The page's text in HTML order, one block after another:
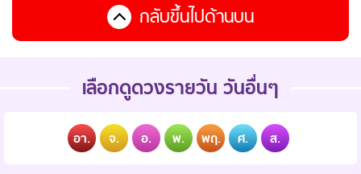
กลับขึ้นไปด้านบน
เลือกดูดวงรายวัน วันอื่นๆ
อา. จ. อ. พ. พฤ. ศ. ส.